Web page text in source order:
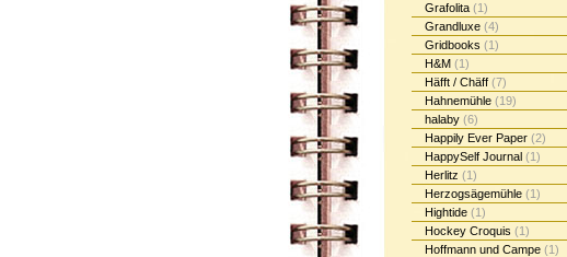
Grafolita (1)
Grandluxe (4)
Gridbooks (1)
H&M (1)
Häfft / Chäff (7)
Hahnemühle (19)
halaby (6)
Happily Ever Paper (2)
HappySelf Journal (1)
Herlitz (1)
Herzogsägemühle (1)
Hightide (1)
Hockey Croquis (1)
Hoffmann und Campe (1)